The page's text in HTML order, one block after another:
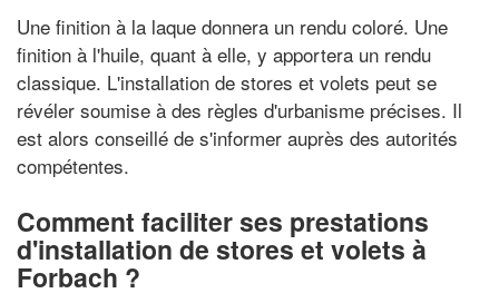
Une finition à la laque donnera un rendu coloré. Une
finition à l'huile, quant à elle, y apportera un rendu
classique. L'installation de stores et volets peut se
révéler soumise à des règles d'urbanisme précises. Il
est alors conseillé de s'informer auprès des autorités
compétentes.
Comment faciliter ses prestations
d'installation de stores et volets à
Forbach ?